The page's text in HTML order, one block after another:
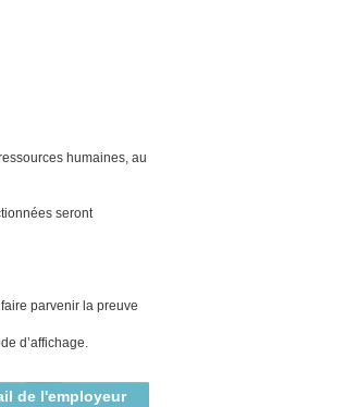
humaines, au
seront
parvenir la preuve
d’affichage.
de l'employeur